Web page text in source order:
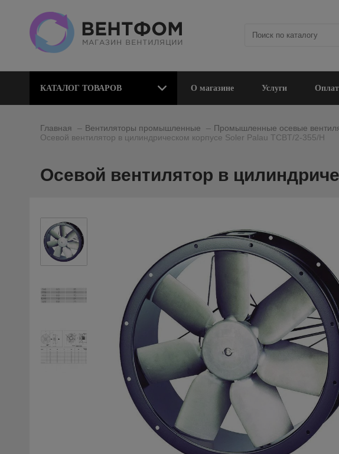
КАТАЛОГ ТОВАРОВ О магазине Услуги
Главная Вентиляторы промышленные Промышленные осевые
Осевой вентилятор в цилиндрическом корпусе Soler Palau TCBT/2-355/H
Осевой вентилятор в